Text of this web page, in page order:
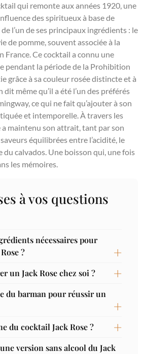
qui remonte aux années 1920, une
des spiritueux à base de
l’un de ses principaux ingrédients : le
de pomme, souvent associée à la
France. Ce cocktail a connu une
pendant la période de la Prohibition
grâce à sa couleur rosée distincte et à
même qu’il a été l’un des préférés
ce qui ne fait qu’ajouter à son
et intemporelle. À travers les
a maintenu son attrait, tant par son
équilibrées entre l’acidité, le
calvados. Une boisson qui, une fois
les mémoires.
à vos questions
nécessaires pour
?
un Jack Rose chez soi ?
du barman pour réussir un
du cocktail Jack Rose ?
version sans alcool du Jack